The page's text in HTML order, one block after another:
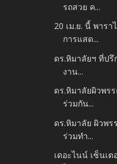
รถสวย ค...
20 เม.ย. นี้ พาร
การแสด...
ดร.หิมาลัยฯ ที่ป
งาน...
ดร.หิมาลัยผิวพร
ร่วมกัน...
ดร.หิมาลัย ผิวพ
ร่วมทำ...
เดอะไนน์ เซ็นเ